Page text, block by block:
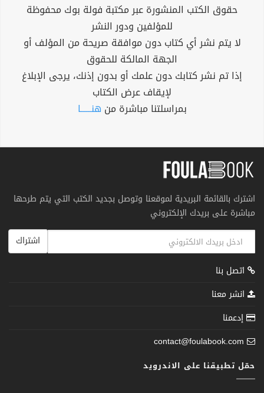
حقوق الكتب المنشورة عبر مكتبة فولة بوك محفوظة
للمؤلفين ودور النشر
لا يتم نشر أي كتاب دون موافقة صريحة من المؤلف أو
الجهة المالكة للحقوق
إذا تم نشر كتابك دون علمك أو بدون إذنك، يرجى الإبلاغ
لإيقاف عرض الكتاب
بمراسلتنا مباشرة من هنــــــا
اشترك بالقائمة البريدية لموقعنا وتوصل بجديد الكتب التي يتم طرحها
مباشرة على بريدك الإلكتروني
اشتراك
اتصل بنا
انشر معنا
إدعمنا
contact@foulabook.com
حمّل تطبيقنا على الاندرويد